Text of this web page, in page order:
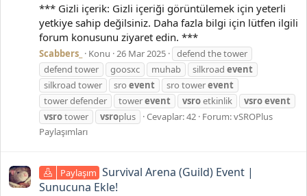
*** Gizli içerik: Gizli içeriği görüntülemek için yeterli
yetkiye sahip değilsiniz. Daha fazla bilgi için lütfen ilgili
forum konusunu ziyaret edin. ***
Scabbers_ Konu 26 Mar 2025
defend the tower
defend tower
goosxc muhab silkroad event
silkroad tower
sro event sro towerevent
tower defender
towerevent vsroetkinlik vsroevent
vsrotower vsroplus Cevaplar: 42 Forum:vSROPlus
Paylaşımları
Paylaşım Survival Arena (Guild) Event |
Sunucuna Ekle!